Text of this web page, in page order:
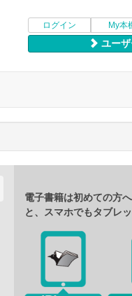
ログイン My本
ユー
電子書籍は初めての方
と、スマホでもタブレ